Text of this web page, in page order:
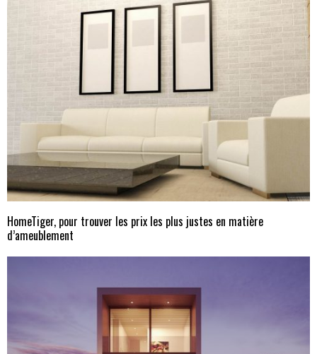
HomeTiger, pour trouver les prix les plus justes en matière
d’ameublement